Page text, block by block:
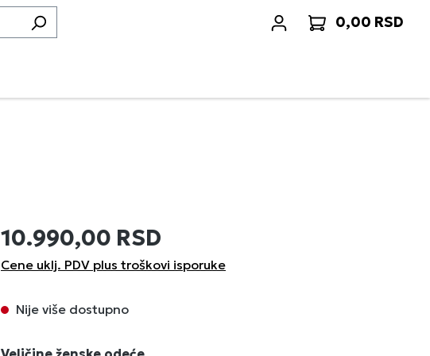
0,00 RSD
10.990,00 RSD
Cene uklj. PDV plus troškovi isporuke
Nije više dostupno
Izaberi